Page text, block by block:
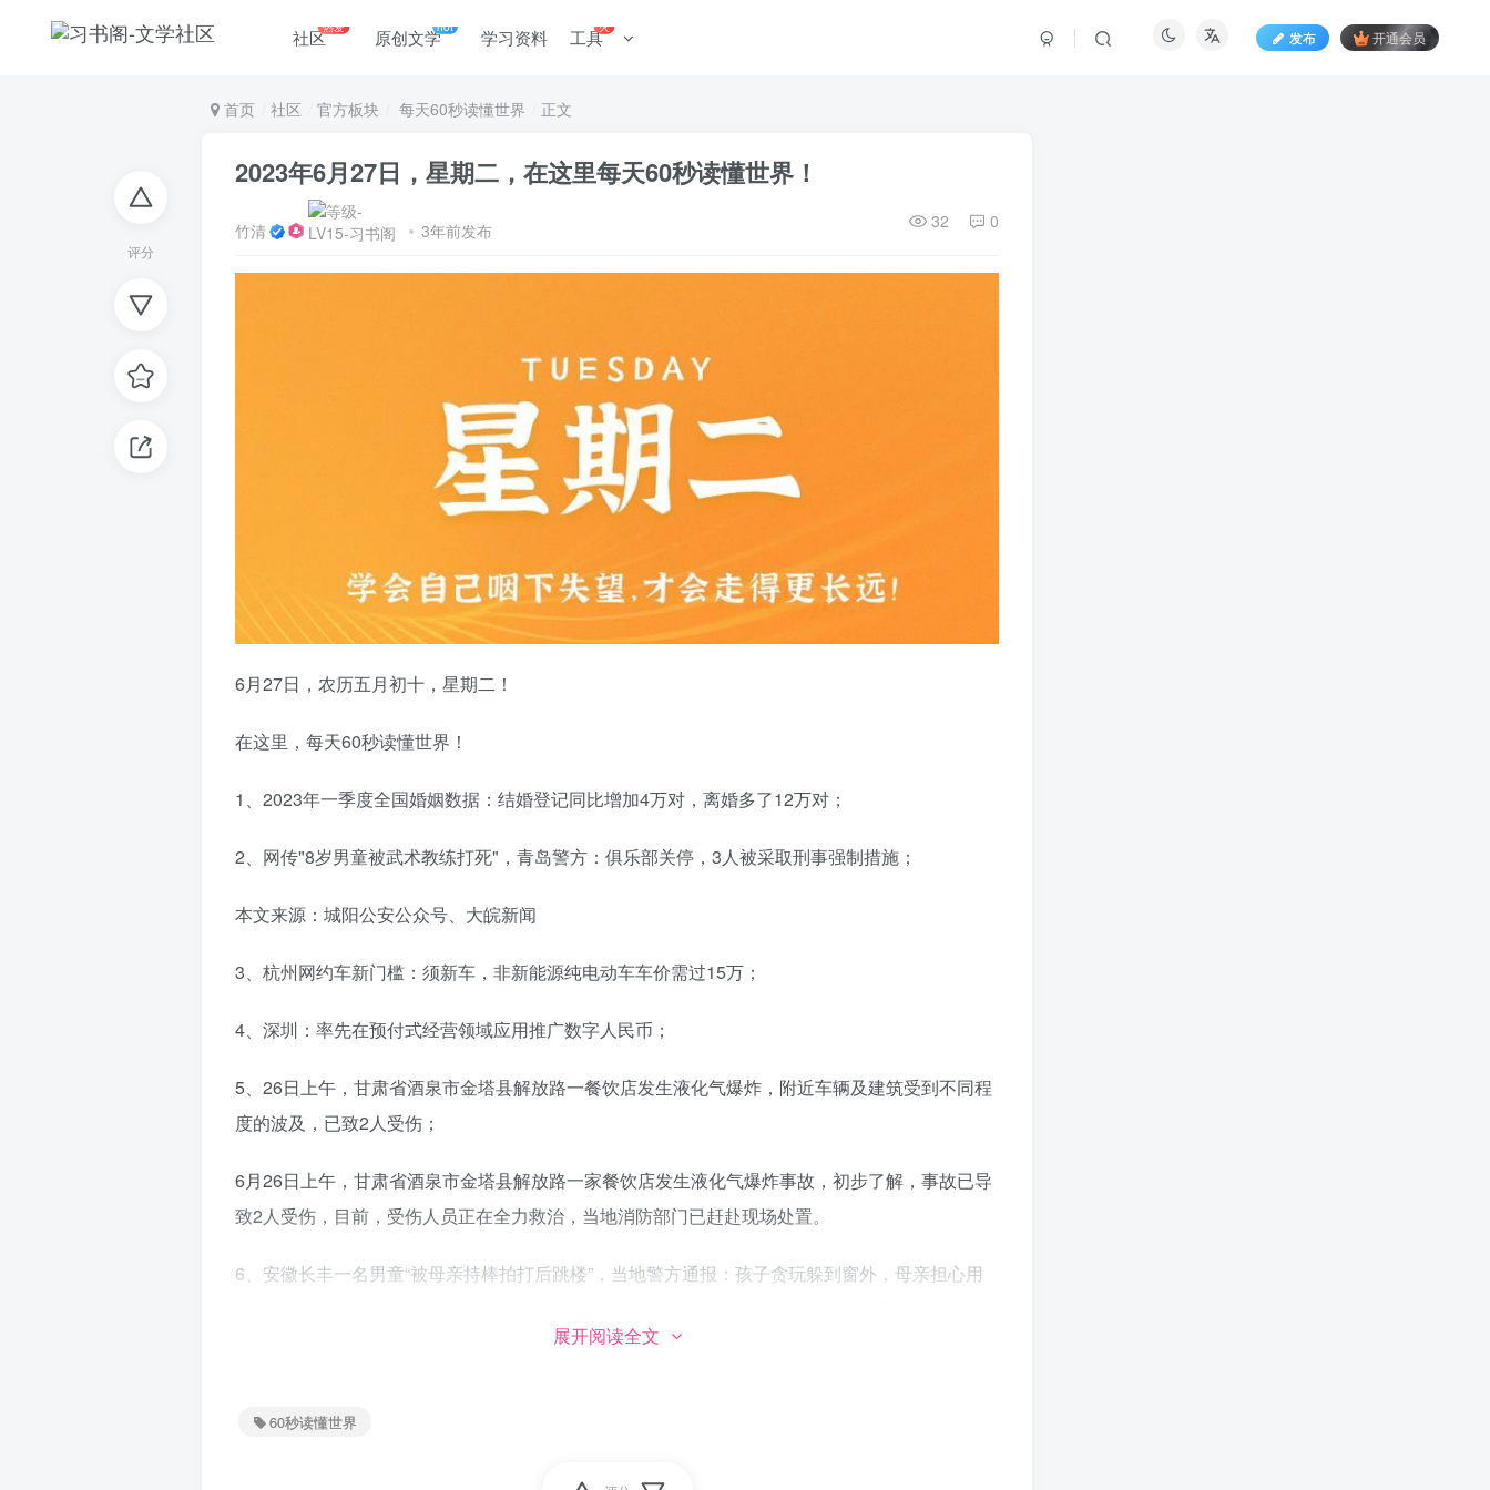
社区热爱 原创文学hot 学习资料 工具火
发布 开通会员
评分
首页 社区 官方板块 每天60秒读懂世界 正文
2023年6月27日，星期二，在这里每天60秒读懂世界！
竹清 3年前发布 32 0
6月27日，农历五月初十，星期二！
在这里，每天60秒读懂世界！
1、2023年一季度全国婚姻数据：结婚登记同比增加4万对，离婚多了12万对；
2、网传"8岁男童被武术教练打死"，青岛警方：俱乐部关停，3人被采取刑事强制措施；
本文来源：城阳公安公众号、大皖新闻
3、杭州网约车新门槛：须新车，非新能源纯电动车车价需过15万；
4、深圳：率先在预付式经营领域应用推广数字人民币；
5、26日上午，甘肃省酒泉市金塔县解放路一餐饮店发生液化气爆炸，附近车辆及建筑受到不同程
度的波及，已致2人受伤；
6月26日上午，甘肃省酒泉市金塔县解放路一家餐饮店发生液化气爆炸事故，初步了解，事故已导
致2人受伤，目前，受伤人员正在全力救治，当地消防部门已赶赴现场处置。
6、安徽长丰一名男童“被母亲持棒拍打后跳楼”，当地警方通报：孩子贪玩躲到窗外，母亲担心用
为30%，国民党侯友宜支持度仅23%，岛内赞成走中间路线的势力正在急剧壮大；
展开阅读全文
60秒读懂世界